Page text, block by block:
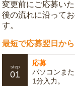
変更前にご応募い
後の流れに沿って
す。
最短で応募翌日か
step
01
応募
パソコンま
1分入力。